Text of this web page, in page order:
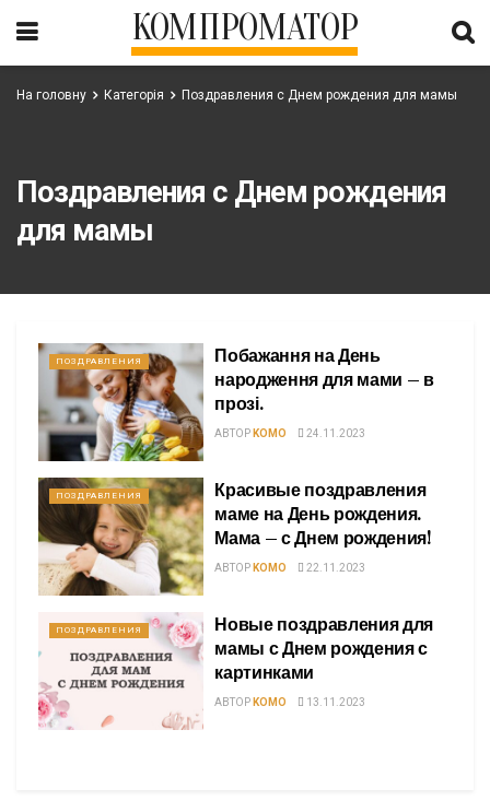
КОМПРОМАТОР
На головну Категорія Поздравления с Днем рождения для мамы
Поздравления с Днем рождения
для мамы
ПОЗДРАВЛЕНИЯ
Побажання на День
народження для мами – в
прозі.
АВТОР KOMO 24.11.2023
ПОЗДРАВЛЕНИЯ
Красивые поздравления
маме на День рождения.
Мама – с Днем рождения!
АВТОР KOMO 22.11.2023
ПОЗДРАВЛЕНИЯ
Новые поздравления для
мамы с Днем рождения с
картинками
АВТОР KOMO 13.11.2023